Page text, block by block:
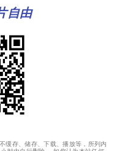
自由
缓存、储存、下载、播放等，所列内